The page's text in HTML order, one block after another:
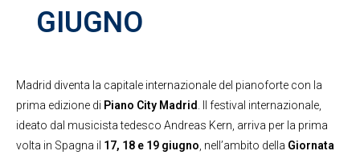
GIUGNO
Madrid diventa la capitale internazionale del pianoforte con la
prima edizione di Piano City Madrid . Il festival internazionale,
ideato dal musicista tedesco Andreas Kern, arriva per la prima
volta in Spagna il 17, 18 e 19 giugno , nell’ambito della Giornata